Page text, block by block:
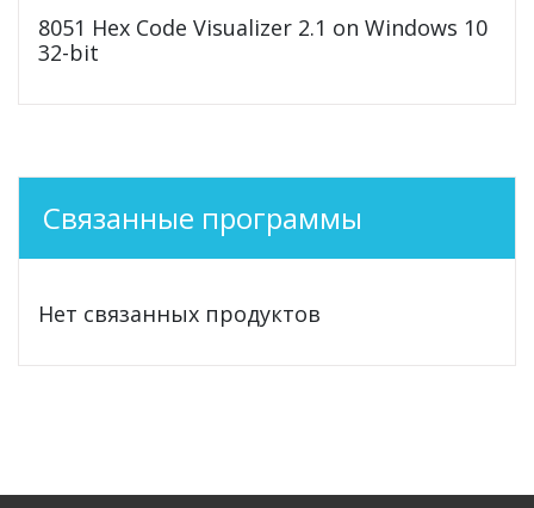
8051 Hex Code Visualizer 2.1 on Windows 10
32-bit
Связанные программы
Нет связанных продуктов